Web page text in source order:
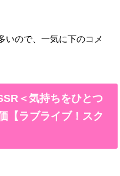
いので、一気に下のコメ
＜気持ちをひとつ
【ラブライブ！スク